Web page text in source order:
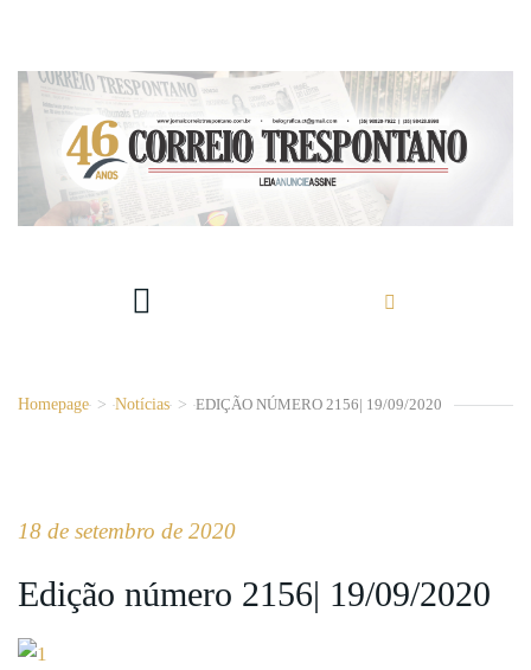
Homepage > Notícias > EDIÇÃO NÚMERO 2156| 19/09/2020
18 de setembro de 2020
Edição número 2156| 19/09/2020